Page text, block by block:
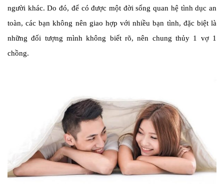
người khác. Do đó, để có được một đời sống quan hệ tình dục an
toàn, các bạn không nên giao hợp với nhiều bạn tình, đặc biệt là
những đối tượng mình không biết rõ, nên chung thủy 1 vợ 1
chồng.